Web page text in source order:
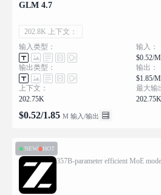
GLM 4.7
202.8K 上下文：
输入类型：
输出类型：
上下文：
202.75K
输入：
$0.52/
输出：
$1.85/
最大输
202.75K
$0.52/1.85 M 输入/输出
NEW HOT
357B-parameter efficient MoE